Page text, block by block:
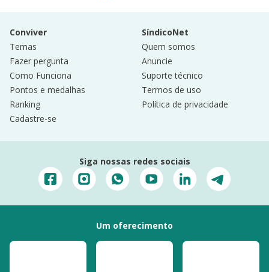
Conviver
Temas
Fazer pergunta
Como Funciona
Pontos e medalhas
Ranking
Cadastre-se
SíndicoNet
Quem somos
Anuncie
Suporte técnico
Termos de uso
Política de privacidade
Siga nossas redes sociais
Um oferecimento